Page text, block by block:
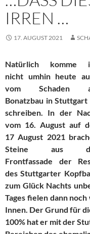
RREN …
17. AUGUST 2021
Natürlich komme
nicht umhin heute
vom Schaden
Bonatzbau in Stuttgart
schreiben. In der
vom 16. August auf
17 August 2021
Steine aus
Frontfassade der
des Stuttgarter
zum Glück Nachts
Tages fielen dann
Innen. Der Grund für
100% hat er mit der